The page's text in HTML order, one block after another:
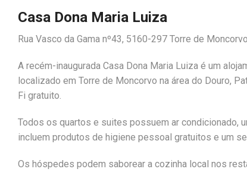
Casa Dona Maria Luiza
Rua Vasco da Gama nº43, 5160-297 Torre de
A recém-inaugurada Casa Dona Maria Luiza é um
localizado em Torre de Moncorvo na área do Douro,
Fi gratuito.
Todos os quartos e suites possuem ar condicionado,
incluem produtos de higiene pessoal gratuitos e um
Os hóspedes podem saborear a cozinha local nos